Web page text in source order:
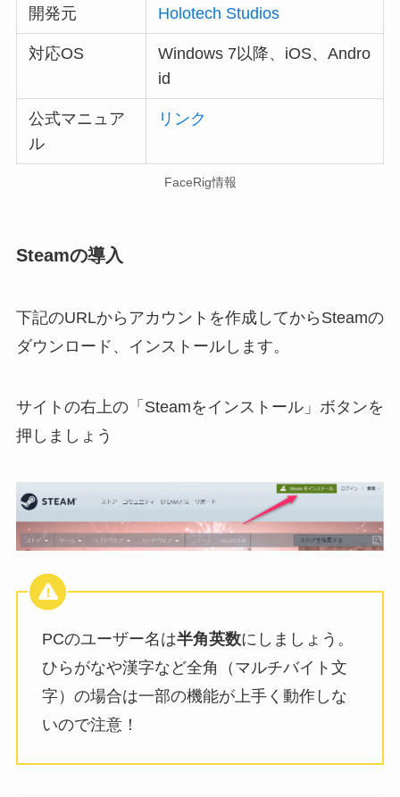
開発元 Holotech Studios
対応OS
Windows 7以降、iOS、Andro
id
公式マニュア
ル
リンク
FaceRig情報
Steamの導入
下記のURLからアカウントを作成してからSteamの
ダウンロード、インストールします。
サイトの右上の「Steamをインストール」ボタンを
押しましょう
PCのユーザー名は半角英数にしましょう。
ひらがなや漢字など全角（マルチバイト文
字）の場合は一部の機能が上手く動作しな
いので注意！